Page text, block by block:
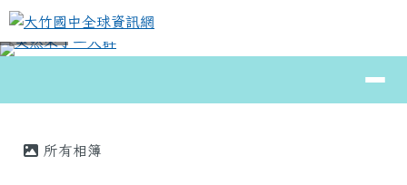
跳至主內容區
大竹國中全球資訊網
⏸
所有相簿